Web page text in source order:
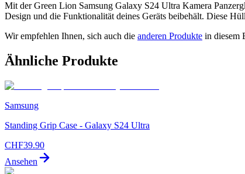
Mit der Green Lion Samsung Galaxy S24 Ultra Kamera
Design und die Funktionalität deines Geräts beibehält. Diese
Wir empfehlen Ihnen, sich auch die anderen Produkte in diesem
Ähnliche Produkte
Samsung
Standing Grip Case - Galaxy S24 Ultra
CHF39.90
Ansehen